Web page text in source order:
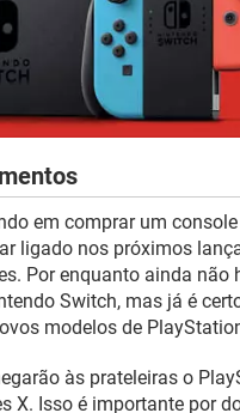
em comprar um
ligado nos próximos
Por enquanto ainda não
Switch, mas já é
modelos de
às prateleiras o
X. Isso é importante por